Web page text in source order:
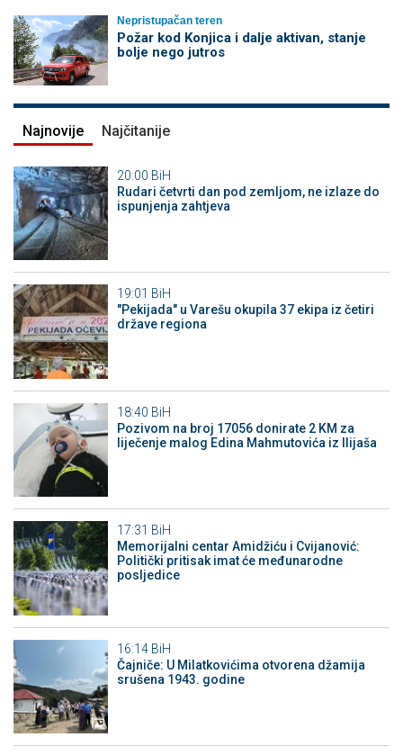
Nepristupačan teren
Požar kod Konjica i dalje aktivan, stanje
bolje nego jutros
Najnovije Najčitanije
20:00 BiH
Rudari četvrti dan pod zemljom, ne izlaze do
ispunjenja zahtjeva
19:01 BiH
"Pekijada" u Varešu okupila 37 ekipa iz četiri
države regiona
18:40 BiH
Pozivom na broj 17056 donirate 2 KM za
liječenje malog Edina Mahmutovića iz Ilijaša
17:31 BiH
Memorijalni centar Amidžiću i Cvijanović:
Politički pritisak imat će međunarodne
posljedice
16:14 BiH
Čajniče: U Milatkovićima otvorena džamija
srušena 1943. godine